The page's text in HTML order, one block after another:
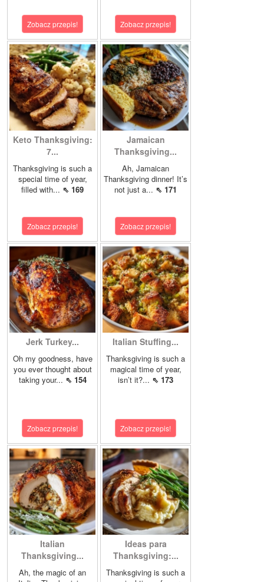
Zobacz przepis! Zobacz przepis!
Keto Thanksgiving:
7...
Thanksgiving is such a
special time of year,
filled with... ⇖ 169
Zobacz przepis!
Jamaican
Thanksgiving...
Ah, Jamaican
Thanksgiving dinner! It’s
not just a... ⇖ 171
Zobacz przepis!
Jerk Turkey...
Oh my goodness, have
you ever thought about
taking your... ⇖ 154
Zobacz przepis!
Italian Stuffing...
Thanksgiving is such a
magical time of year,
isn’t it?... ⇖ 173
Zobacz przepis!
Italian
Thanksgiving...
Ah, the magic of an
Ideas para
Thanksgiving:...
Thanksgiving is such a